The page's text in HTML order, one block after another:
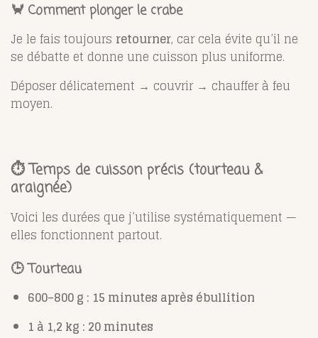
🦀 Comment plonger le crabe
Je le fais toujours retourner, car cela évite qu’il ne
se débatte et donne une cuisson plus uniforme.
Déposer délicatement → couvrir → chauffer à feu
moyen.
⏱️ Temps de cuisson précis (tourteau &
araignée)
Voici les durées que j’utilise systématiquement —
elles fonctionnent partout.
🕒 Tourteau
600–800 g : 15 minutes après ébullition
1 à 1,2 kg : 20 minutes